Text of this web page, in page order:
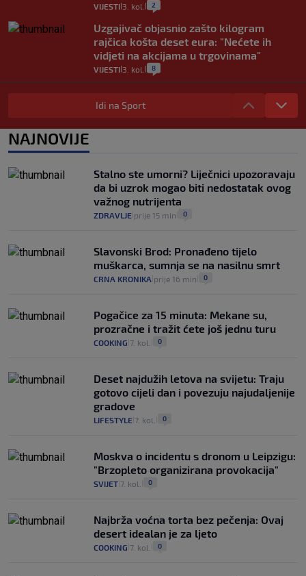
VIJESTI 3. kol. 2
Uzgajivač objasnio zašto kilogram
rajčica košta deset eura: "Nećete ih
vidjeti na akcijama u trgovinama"
VIJESTI 3. kol. 8
Selidba je jedno od stresnijih iskustava.
Evo aktualnih cijena i nekoliko savjeta
0
automobilom na Hvar iz Zagreba, a
koliko iz Osijeka
VIJESTI 14
Idi na Sport
NAJNOVIJE
Stalno ste umorni? Liječnici upozoravaju
da bi uzrok mogao biti nedostatak ovog
važnog nutrijenta
ZDRAVLJE prije 15 min 0
Slavonski Brod: Pronađeno tijelo
muškarca, sumnja se na nasilnu smrt
CRNA KRONIKA prije 16 min 0
Pogačice za 15 minuta: Mekane su,
prozračne i tražit ćete još jednu turu
COOKING 7. kol. 0
Deset najdužih letova na svijetu: Traju
gotovo cijeli dan i povezuju najudaljenije
gradove
LIFESTYLE 7. kol. 0
Moskva o incidentu s dronom u Leipzigu:
"Brzopleto organizirana provokacija"
SVIJET 7. kol. 0
Najbrža voćna torta bez pečenja: Ovaj
desert idealan je za ljeto
COOKING 7. kol. 0